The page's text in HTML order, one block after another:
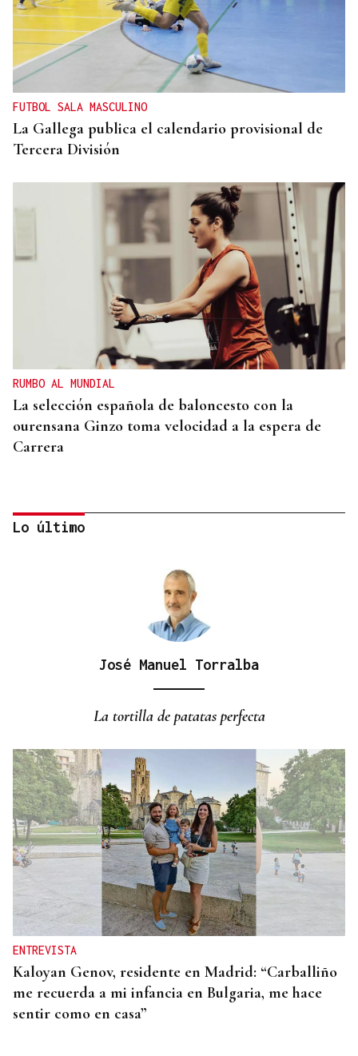
FUTBOL SALA MASCULINO
La Gallega publica el calendario provisional de
Tercera División
RUMBO AL MUNDIAL
La selección española de baloncesto con la
ourensana Ginzo toma velocidad a la espera de
Carrera
Lo último
José Manuel Torralba
La tortilla de patatas perfecta
ENTREVISTA
Kaloyan Genov, residente en Madrid: “Carballiño
me recuerda a mi infancia en Bulgaria, me hace
sentir como en casa”